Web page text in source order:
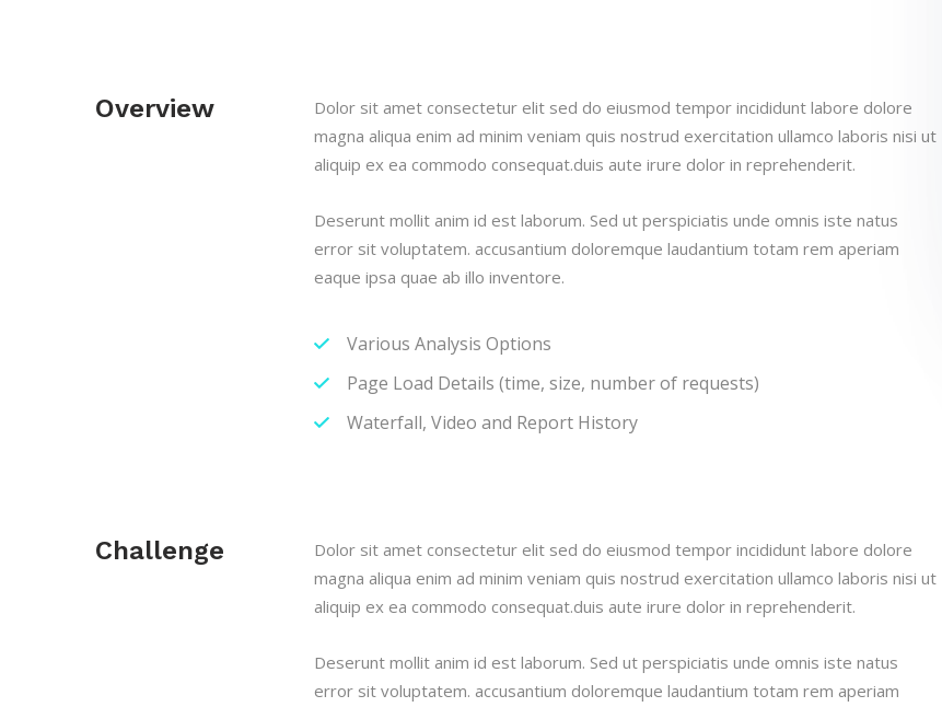
Overview
Dolor sit amet consectetur elit sed do eiusmod tempor incididunt labore dolore
magna aliqua enim ad minim veniam quis nostrud exercitation ullamco laboris nisi ut
aliquip ex ea commodo consequat.duis aute irure dolor in reprehenderit.
Deserunt mollit anim id est laborum. Sed ut perspiciatis unde omnis iste natus
error sit voluptatem. accusantium doloremque laudantium totam rem aperiam
eaque ipsa quae ab illo inventore.
Various Analysis Options
Page Load Details (time, size, number of requests)
Waterfall, Video and Report History
Challenge
Dolor sit amet consectetur elit sed do eiusmod tempor incididunt labore dolore
magna aliqua enim ad minim veniam quis nostrud exercitation ullamco laboris nisi ut
aliquip ex ea commodo consequat.duis aute irure dolor in reprehenderit.
Deserunt mollit anim id est laborum. Sed ut perspiciatis unde omnis iste natus
error sit voluptatem. accusantium doloremque laudantium totam rem aperiam